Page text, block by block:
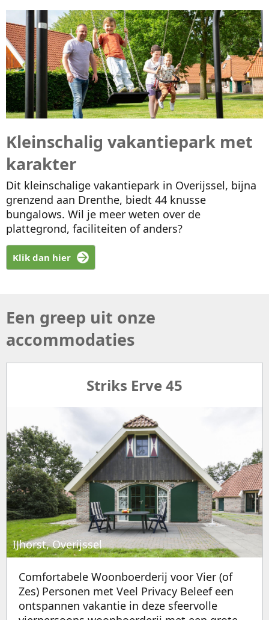
Kleinschalig vakantiepark met
karakter
Dit kleinschalige vakantiepark in Overijssel, bijna
grenzend aan Drenthe, biedt 44 knusse
bungalows. Wil je meer weten over de
plattegrond, faciliteiten of anders?
Klik dan hier
Een greep uit onze
accommodaties
Striks Erve 45
IJhorst, Overijssel
Comfortabele Woonboerderij voor Vier (of
Zes) Personen met Veel Privacy Beleef een
ontspannen vakantie in deze sfeervolle